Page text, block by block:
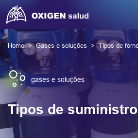
Home Gases e soluções
gases e soluções
Tipos de suministro